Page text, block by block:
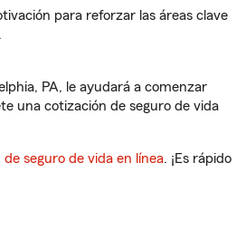
para reforzar las áreas clave
PA, le ayudará a comenzar
una cotización de seguro de vida
seguro de vida en línea. ¡Es rápido